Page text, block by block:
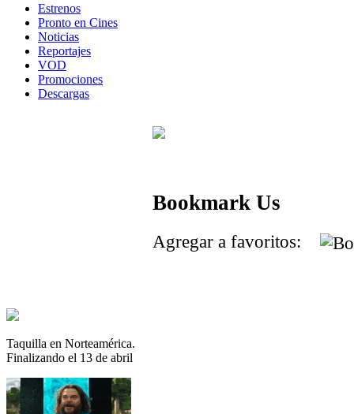
Estrenos
Pronto en Cines
Noticias
Reportajes
VOD
Promociones
Descargas
Taquilla en Norteamérica.
Finalizando el 13 de abril
Bookmark Us
Agregar a favoritos: